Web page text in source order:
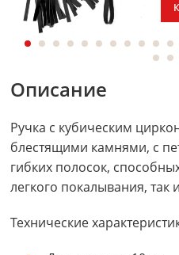
Описание
Ручка с кубическим
блестящими камнями, с
гибких полосок,
легкого покалывания, так
Технические